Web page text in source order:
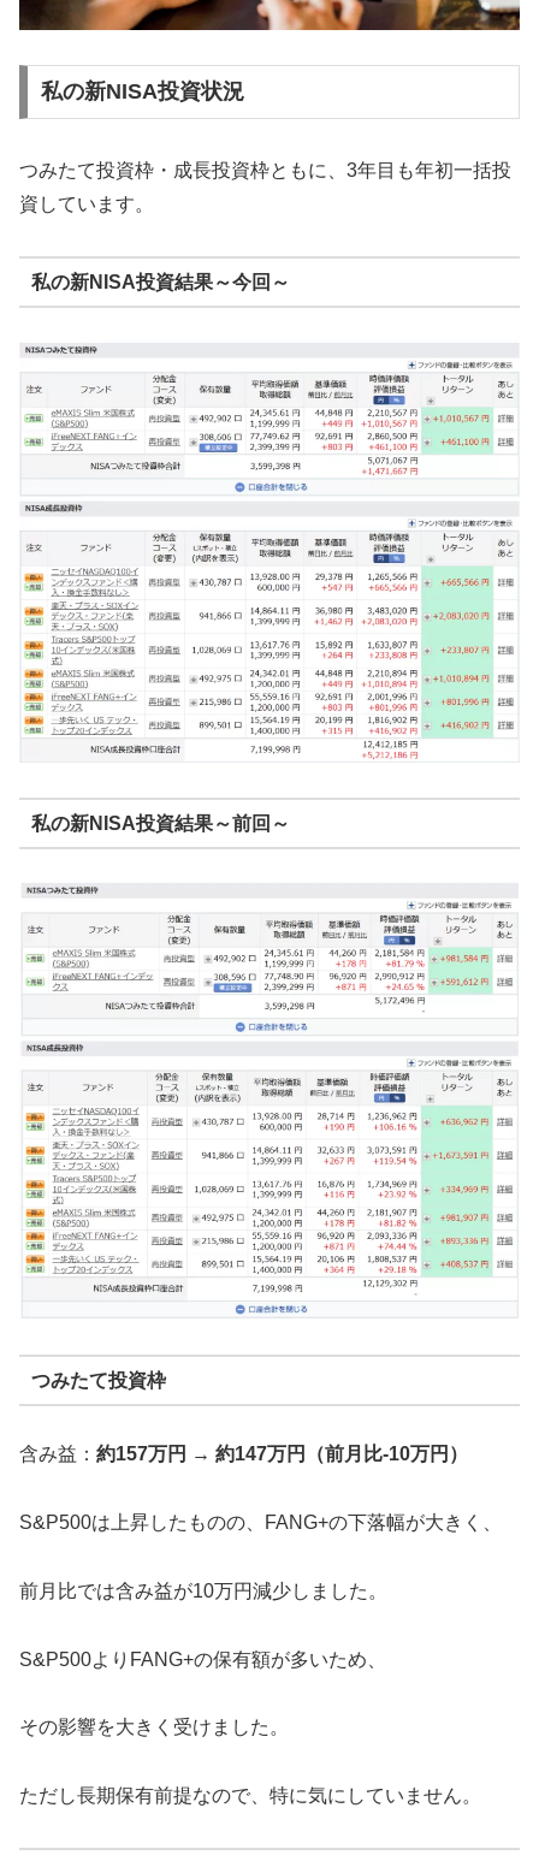
私の新NISA投資状況
つみたて投資枠・成長投資枠ともに、3年目も年初一括投
資しています。
私の新NISA投資結果～今回～
私の新NISA投資結果～前回～
つみたて投資枠
含み益： 約157万円 → 約147万円（前月比-10万円）
S&P500は上昇したものの、FANG+の下落幅が大きく、
前月比では含み益が10万円減少しました。
S&P500よりFANG+の保有額が多いため、
その影響を大きく受けました。
ただし長期保有前提なので、特に気にしていません。